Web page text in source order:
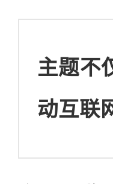
主题不
动互联